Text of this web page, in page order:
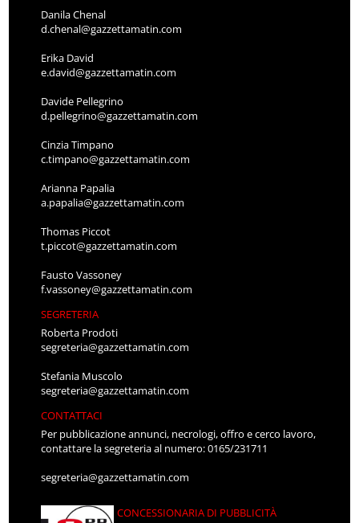
Danila Chenal
d.chenal@gazzettamatin.com
Erika David
e.david@gazzettamatin.com
Davide Pellegrino
d.pellegrino@gazzettamatin.com
Cinzia Timpano
c.timpano@gazzettamatin.com
Arianna Papalia
a.papalia@gazzettamatin.com
Thomas Piccot
t.piccot@gazzettamatin.com
Fausto Vassoney
f.vassoney@gazzettamatin.com
SEGRETERIA
Roberta Prodoti
segreteria@gazzettamatin.com
Stefania Muscolo
segreteria@gazzettamatin.com
CONTATTACI
Per pubblicazione annunci, necrologi, offro e cerco lavoro,
contattare la segreteria al numero: 0165/231711
segreteria@gazzettamatin.com
CONCESSIONARIA DI PUBBLICITÀ